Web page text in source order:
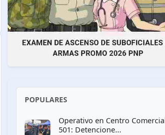
POPULARES
Operativo en Centro
501: Detencione...